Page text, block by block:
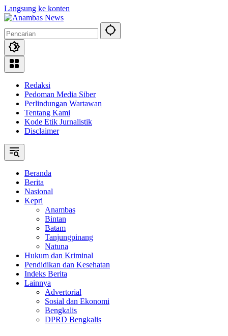
Langsung ke konten
Redaksi
Pedoman Media Siber
Perlindungan Wartawan
Tentang Kami
Kode Etik Jurnalistik
Disclaimer
Beranda
Berita
Nasional
Kepri
Anambas
Bintan
Batam
Tanjungpinang
Natuna
Hukum dan Kriminal
Pendidikan dan Kesehatan
Indeks Berita
Lainnya
Advertorial
Sosial dan Ekonomi
Bengkalis
DPRD Bengkalis